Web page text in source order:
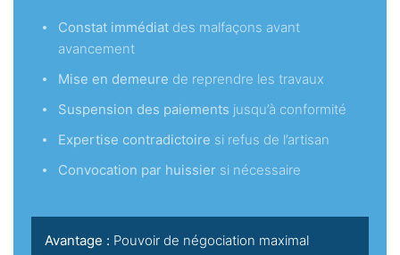
Constat immédiat des malfaçons avant
avancement
Mise en demeure de reprendre les travaux
Suspension des paiements jusqu’à conformité
Expertise contradictoire si refus de l’artisan
Convocation par huissier si nécessaire
Avantage : Pouvoir de négociation maximal